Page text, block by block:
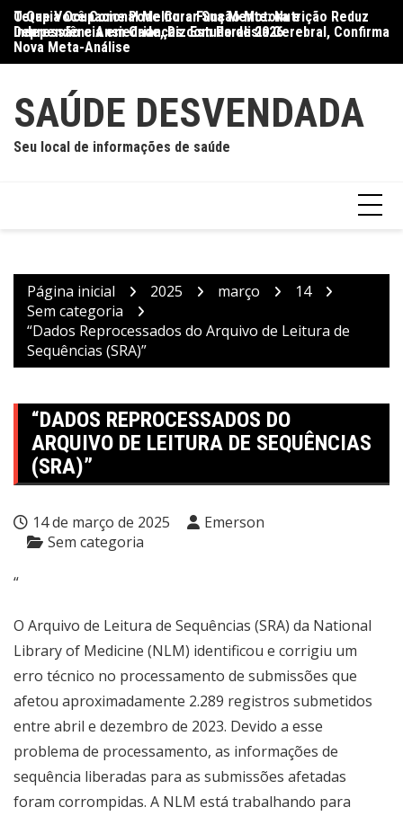
para
conteúdo
O Que Você Come Pode Curar Sua Mente: Nutrição Reduz
Depressão e Ansiedade, Diz Estudo de 2026
Terapia Ocupacional Melhora Função Motora e
Independência em Crianças com Paralisia Cerebral, Confirma
Nova Meta-Análise
SAÚDE DESVENDADA
Seu local de informações de saúde
Página inicial 2025 março
14
Sem categoria
“Dados Reprocessados do Arquivo de Leitura de
Sequências (SRA)”
“DADOS REPROCESSADOS DO
ARQUIVO DE LEITURA DE SEQUÊNCIAS
(SRA)”
14 de março de 2025
Emerson
Sem categoria
“
O Arquivo de Leitura de Sequências (SRA) da National
Library of Medicine (NLM) identificou e corrigiu um
erro técnico no processamento de submissões que
afetou aproximadamente 2.289 registros submetidos
entre abril e dezembro de 2023. Devido a esse
problema de processamento, as informações de
sequência liberadas para as submissões afetadas
foram corrompidas. A NLM está trabalhando para